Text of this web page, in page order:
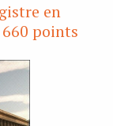
en
points